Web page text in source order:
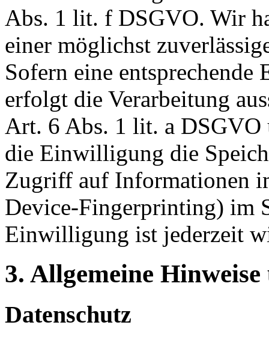
Abs. 1 lit. f DSGVO. Wir
einer möglichst
Sofern eine
erfolgt die Verarbeitung
Art. 6 Abs. 1 lit. a
die Einwilligung die
Zugriff auf Informationen
Device-Fingerprinting) im
Einwilligung ist jederzeit
3. Allgemeine
Datenschutz